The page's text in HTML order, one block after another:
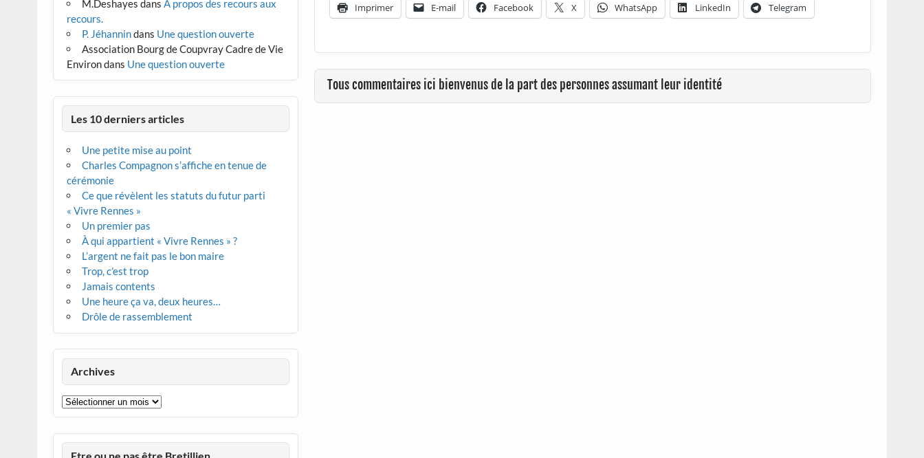
Imprimer E-mail Facebook X WhatsApp LinkedIn Telegram
Tous commentaires ici bienvenus de la part des personnes assumant leur identité
M.Deshayes dans A propos des recours aux
recours.
P. Jéhannindans Une question ouverte
Association Bourg de Coupvray Cadre de Vie
Environdans Une question ouverte
Les 10 derniers articles
Une petite mise au point
Charles Compagnon s’affiche en tenue de
cérémonie
Ce que révèlent les statuts du futur parti
« Vivre Rennes »
Un premier pas
À qui appartient « Vivre Rennes » ?
L’argent ne fait pas le bon maire
Trop, c’est trop
Jamais contents
Une heure ça va, deux heures…
Drôle de rassemblement
Archives
Archives
Etre ou ne pas être Bretillien